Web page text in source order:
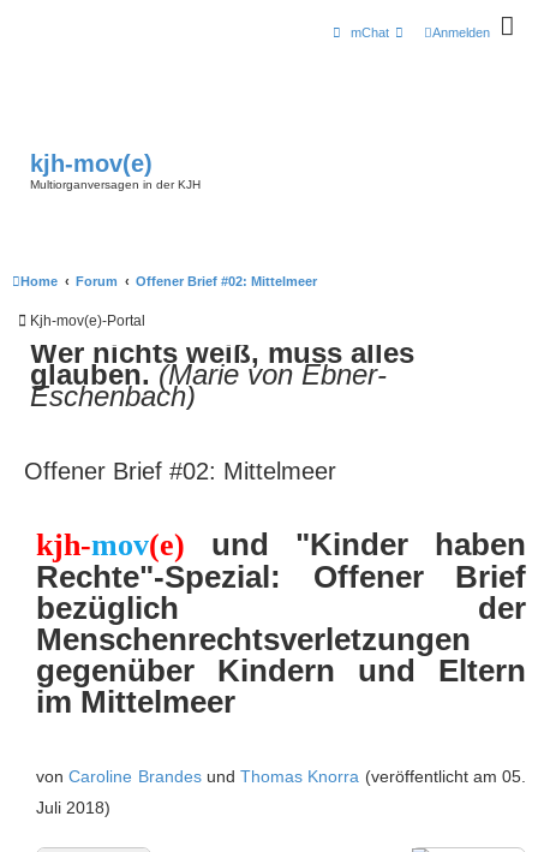
Anmelden
mChat
kjh-mov(e)
Multiorganversagen in der KJH
Home Forum Offener Brief #02: Mittelmeer
Kjh-mov(e)-Portal
Wer nichts weiß, muss alles
glauben. (Marie von Ebner-
Eschenbach)
Offener Brief #02: Mittelmeer
kjh-mov(e) und "Kinder haben
Rechte"-Spezial: Offener Brief
bezüglich der
Menschenrechtsverletzungen
gegenüber Kindern und Eltern
im Mittelmeer
vonCaroline Brandesund Thomas Knorra (veröffentlicht am 05.
Juli 2018)